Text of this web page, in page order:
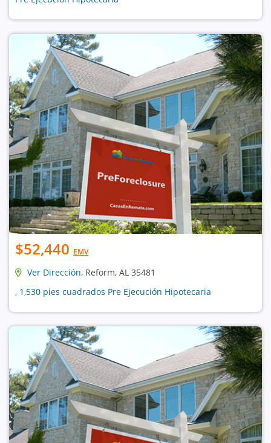
$52,440 EMV
Ver Dirección, Reform, AL 35481
, 1,530 pies cuadrados Pre Ejecución Hipotecaria